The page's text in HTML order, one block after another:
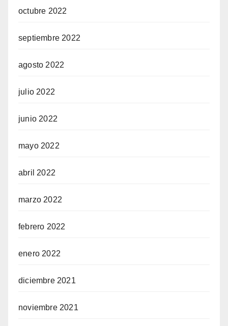
octubre 2022
septiembre 2022
agosto 2022
julio 2022
junio 2022
mayo 2022
abril 2022
marzo 2022
febrero 2022
enero 2022
diciembre 2021
noviembre 2021